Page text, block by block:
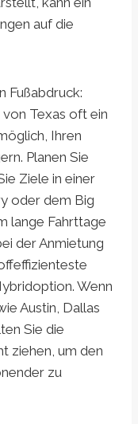
auf die
Fußabdruck:
Texas oft ein
Ihren
Planen Sie
Ziele in einer
oder dem Big
lange Fahrttage
der Anmietung
Wenn
Austin, Dallas
Sie die
ziehen, um den
zu